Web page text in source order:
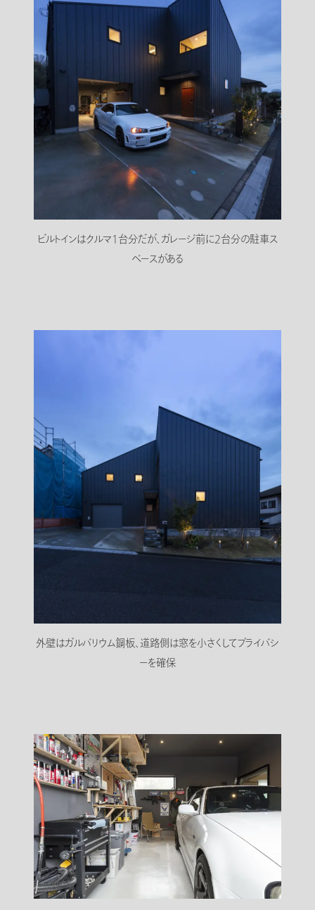
ビルトインはクルマ1台分だが、ガレージ前に2台分の駐車ス
ペースがある
外壁はガルバリウム鋼板、道路側は窓を小さくしてプライバシ
ーを確保